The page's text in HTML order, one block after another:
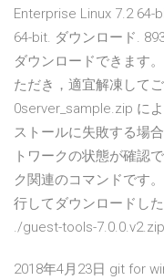
Enterprise Linux 7.2 64-
64-bit. ダウンロード.
ダウンロードできます
ただき，適宜解凍して
0server_sample.zip に
ストールに失敗する場
トワークの状態が確認
ク関連のコマンドです
行してダウンロードし
./guest-tools-
2018年4月23日 git for